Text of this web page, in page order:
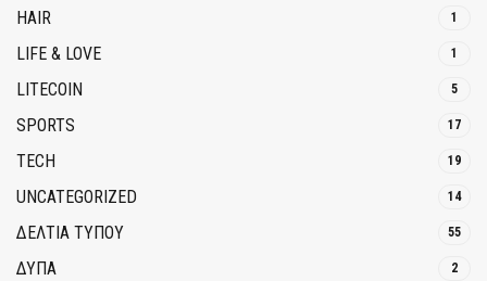
HAIR 1
LIFE & LOVE 1
LITECOIN 5
SPORTS 17
TECH 19
UNCATEGORIZED 14
ΔΕΛΤΙΑ ΤΥΠΟΥ 55
ΔΥΠΑ 2